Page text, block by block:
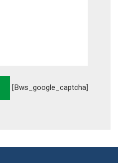
[bws_google_captcha]